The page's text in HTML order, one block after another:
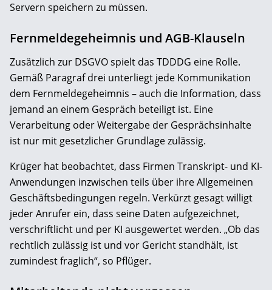
Servern speichern zu müssen.
Fernmeldegeheimnis und AGB-Klauseln
Zusätzlich zur DSGVO spielt das TDDDG eine Rolle.
Gemäß Paragraf drei unterliegt jede Kommunikation
dem Fernmeldegeheimnis – auch die Information, dass
jemand an einem Gespräch beteiligt ist. Eine
Verarbeitung oder Weitergabe der Gesprächsinhalte
ist nur mit gesetzlicher Grundlage zulässig.
Krüger hat beobachtet, dass Firmen Transkript- und KI-
Anwendungen inzwischen teils über ihre Allgemeinen
Geschäftsbedingungen regeln. Verkürzt gesagt willigt
jeder Anrufer ein, dass seine Daten aufgezeichnet,
verschriftlicht und per KI ausgewertet werden. „Ob das
rechtlich zulässig ist und vor Gericht standhält, ist
zumindest fraglich“, so Pflüger.